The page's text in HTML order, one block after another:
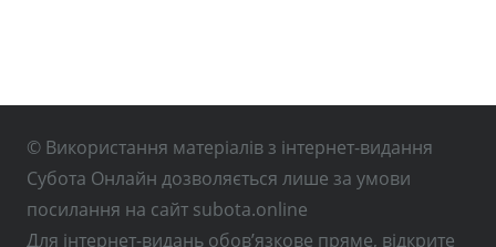
© Використання матеріалів з інтернет-видання
Субота Онлайн дозволяється лише за умови
посилання на сайт subota.online
Для інтернет-видань обов’язкове пряме, відкрите